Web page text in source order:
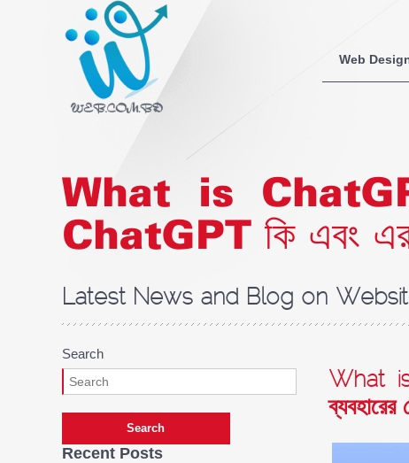
Web
What is
ChatGPT কি এবং এর
Latest News and Blog on
Search
Recent Posts
What
ব্যবহারের